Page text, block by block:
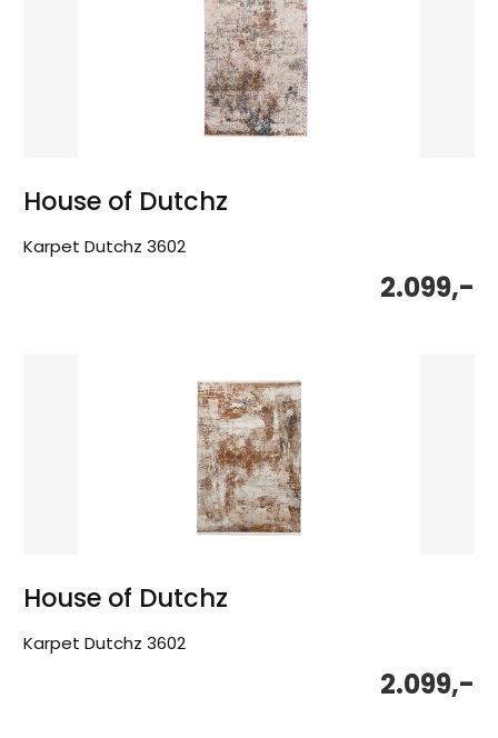
House of Dutchz
Karpet Dutchz 3602
2.099,-
House of Dutchz
Karpet Dutchz 3602
2.099,-